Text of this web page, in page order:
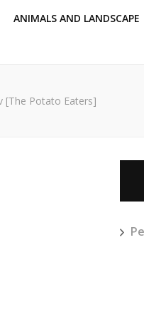
ANIMALS AND LANDSCAPE
[The Potato Eaters]